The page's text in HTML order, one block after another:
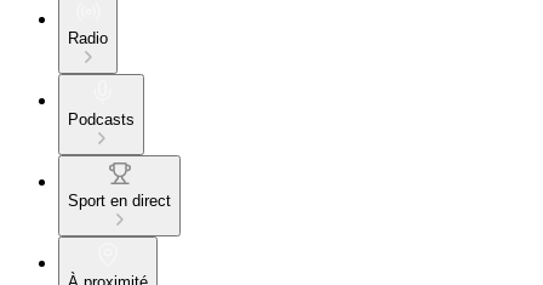
Radio
Podcasts
Sport en direct